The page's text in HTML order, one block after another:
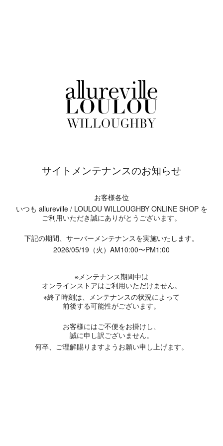
サイトメンテナンスのお知らせ
お客様各位
いつも allureville / LOULOU WILLOUGHBY ONLINE SHOP を
ご利用いただき誠にありがとうございます。
下記の期間、サーバーメンテナンスを実施いたします。
2026/05/19（火）AM10:00〜PM1:00
※メンテナンス期間中は
オンラインストアはご利用いただけません。
※終了時刻は、メンテナンスの状況によって
前後する可能性がございます。
お客様にはご不便をお掛けし、
誠に申し訳ございません。
何卒、ご理解賜りますようお願い申し上げます。